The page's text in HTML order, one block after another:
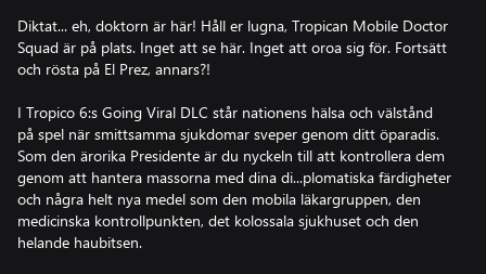
Diktat... eh, doktorn är här! Håll er lugna, Tropican Mobile Doctor
Squad är på plats. Inget att se här. Inget att oroa sig för. Fortsätt
och rösta på El Prez, annars?!
I Tropico 6:s Going Viral DLC står nationens hälsa och välstånd
på spel när smittsamma sjukdomar sveper genom ditt öparadis.
Som den ärorika Presidente är du nyckeln till att kontrollera dem
genom att hantera massorna med dina di...plomatiska färdigheter
och några helt nya medel som den mobila läkargruppen, den
medicinska kontrollpunkten, det kolossala sjukhuset och den
helande haubitsen.